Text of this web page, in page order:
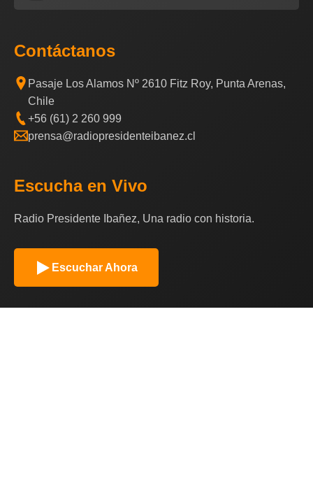
Contáctanos
Pasaje Los Alamos Nº 2610 Fitz Roy, Punta Arenas,
Chile
+56 (61) 2 260 999
prensa@radiopresidenteibanez.cl
Escucha en Vivo
Radio Presidente Ibañez, Una radio con historia.
Escuchar Ahora